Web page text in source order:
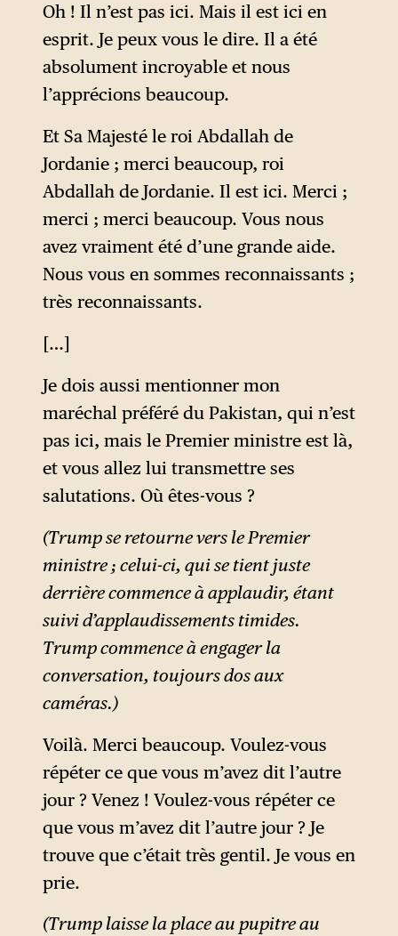
Oh ! Il n’est pas ici. Mais il est ici en
esprit. Je peux vous le dire. Il a été
absolument incroyable et nous
l’apprécions beaucoup.
Et Sa Majesté le roi Abdallah de
Jordanie ; merci beaucoup, roi
Abdallah de Jordanie. Il est ici. Merci ;
merci ; merci beaucoup. Vous nous
avez vraiment été d’une grande aide.
Nous vous en sommes reconnaissants ;
très reconnaissants.
[…]
Je dois aussi mentionner mon
maréchal préféré du Pakistan, qui n’est
pas ici, mais le Premier ministre est là,
et vous allez lui transmettre ses
salutations. Où êtes-vous ?
(Trump se retourne vers le Premier
ministre ; celui-ci, qui se tient juste
derrière commence à applaudir, étant
suivi d’applaudissements timides.
Trump commence à engager la
conversation, toujours dos aux
caméras.)
Voilà. Merci beaucoup. Voulez-vous
répéter ce que vous m’avez dit l’autre
jour ? Venez ! Voulez-vous répéter ce
que vous m’avez dit l’autre jour ? Je
trouve que c’était très gentil. Je vous en
prie.
(Trump laisse la place au pupitre au